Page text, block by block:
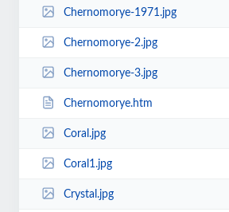
Chernomorye-1971.jpg
Chernomorye-2.jpg
Chernomorye-3.jpg
Chernomorye.htm
Coral.jpg
Coral1.jpg
Crystal.jpg